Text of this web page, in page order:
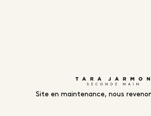
Site en maintenance, nous